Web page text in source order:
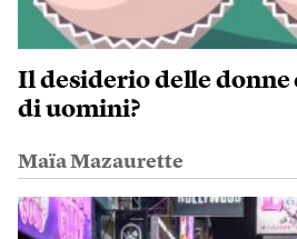
Il desiderio delle donne
di uomini?
Maïa Mazaurette